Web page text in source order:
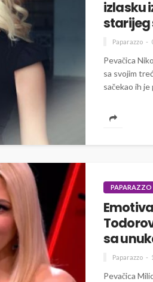
izlasku
starijeg
Paparazzo
Pevačica
sa svojim
sačekao ih je
PAPARAZZO
sa
Paparazzo
Pevačica